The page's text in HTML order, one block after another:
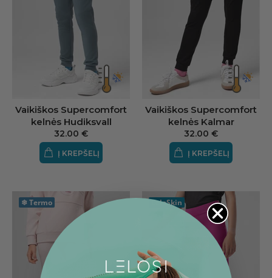
Vaikiškos Supercomfort
kelnės Hudiksvall
32.00 €
Į KREPŠELĮ
Vaikiškos Supercomfort
kelnės Kalmar
32.00 €
Į KREPŠELĮ
❄Termo LeloSkin